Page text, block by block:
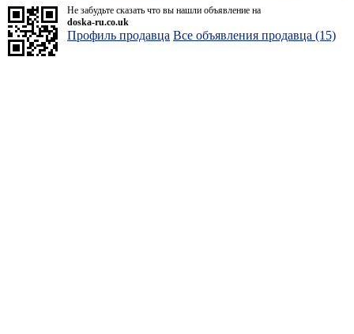
Не забудьте сказать что вы нашли объявление на
doska-ru.co.uk
Профиль продавца Все объявления продавца (15)